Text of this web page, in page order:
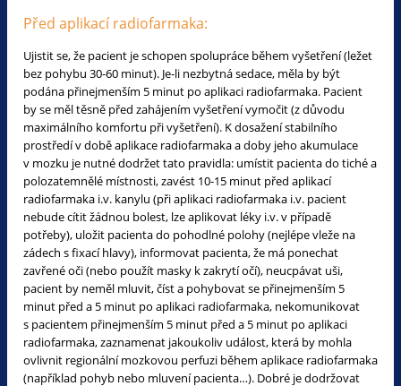
Před aplikací radiofarmaka:
Ujistit se, že pacient je schopen spolupráce během vyšetření (ležet
bez pohybu 30-60 minut). Je-li nezbytná sedace, měla by být
podána přinejmenším 5 minut po aplikaci radiofarmaka. Pacient
by se měl těsně před zahájením vyšetření vymočit (z důvodu
maximálního komfortu při vyšetření). K dosažení stabilního
prostředí v době aplikace radiofarmaka a doby jeho akumulace
v mozku je nutné dodržet tato pravidla: umístit pacienta do tiché a
polozatemnělé místnosti, zavést 10-15 minut před aplikací
radiofarmaka i.v. kanylu (při aplikaci radiofarmaka i.v. pacient
nebude cítit žádnou bolest, lze aplikovat léky i.v. v případě
potřeby), uložit pacienta do pohodlné polohy (nejlépe vleže na
zádech s fixací hlavy), informovat pacienta, že má ponechat
zavřené oči (nebo použít masky k zakrytí očí), neucpávat uši,
pacient by neměl mluvit, číst a pohybovat se přinejmenším 5
minut před a 5 minut po aplikaci radiofarmaka, nekomunikovat
s pacientem přinejmenším 5 minut před a 5 minut po aplikaci
radiofarmaka, zaznamenat jakoukoliv událost, která by mohla
ovlivnit regionální mozkovou perfuzi během aplikace radiofarmaka
(například pohyb nebo mluvení pacienta…). Dobré je dodržovat